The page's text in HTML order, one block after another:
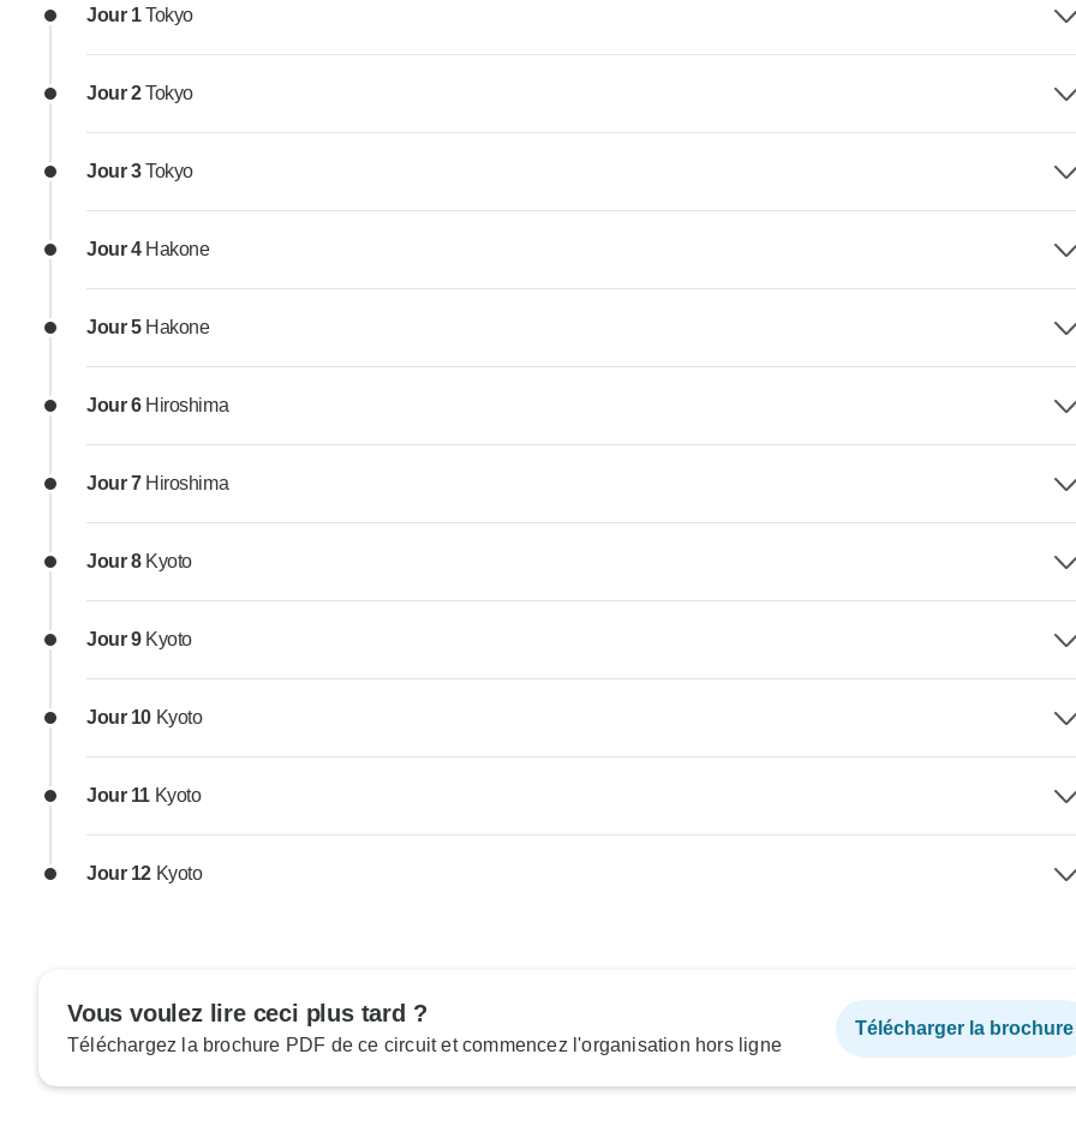
Jour 1Tokyo
Jour 2Tokyo
Jour 3Tokyo
Jour 4 Hakone
Jour 5 Hakone
Jour 6 Hiroshima
Jour 7 Hiroshima
Jour 8 Kyoto
Jour 9 Kyoto
Jour 10 Kyoto
Jour 11 Kyoto
Jour 12 Kyoto
Vous voulez lire ceci plus tard ?
Téléchargez la brochure PDF de ce circuit et commencez l'organisation hors ligne
Télécharger la brochure